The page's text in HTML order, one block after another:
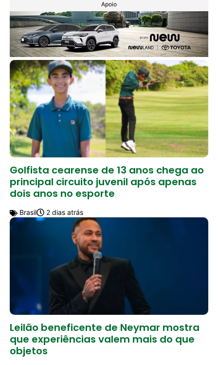
Apoio
Golfista cearense de 13 anos chega ao
principal circuito juvenil após apenas
dois anos no esporte
Brasil 2 dias atrás
Leilão beneficente de Neymar mostra
que experiências valem mais do que
objetos